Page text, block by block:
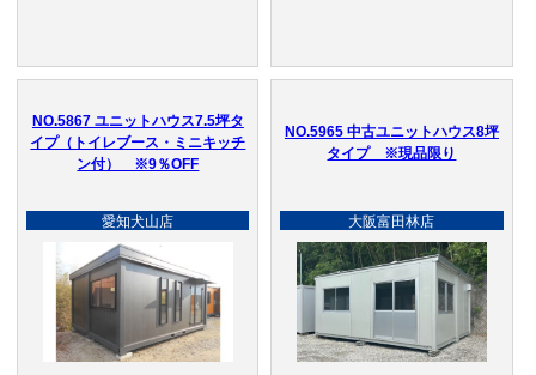
NO.5867 ユニットハウス7.5坪タ
イプ（トイレブース・ミニキッチ
ン付） ※9％OFF
愛知犬山店
NO.5965 中古ユニットハウス8坪
タイプ ※現品限り
大阪富田林店